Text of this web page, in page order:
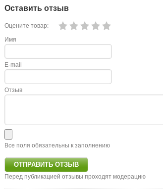
Оставить отзыв
Оцените товар:
Имя
E-mail
Отзыв
Все поля обязательны к заполнению
Перед публикацией отзывы проходят модерацию